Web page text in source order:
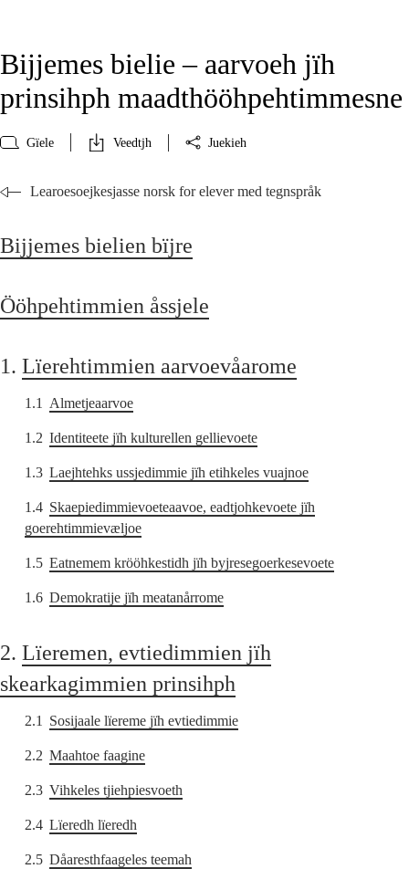
Bijjemes bielie – aarvoeh jïh
prinsihph maadthööhpehtimmesne
Gïele Veedtjh Juekieh
Learoesoejkesjasse norsk for elever med tegnspråk
Bijjemes bielien bïjre
Ööhpehtimmien åssjele
1. Lïerehtimmien aarvoevåarome
1.1 Almetjeaarvoe
1.2 Identiteete jïh kulturellen gellievoete
1.3 Laejhtehks ussjedimmie jïh etihkeles vuajnoe
1.4 Skaepiedimmievoeteaavoe, eadtjohkevoete jïh
goerehtimmievæljoe
1.5 Eatnemem krööhkestidh jïh byjresegoerkesevoete
1.6 Demokratije jïh meatanårrome
2. Lïeremen, evtiedimmien jïh
skearkagimmien prinsihph
2.1 Sosijaale lïereme jïh evtiedimmie
2.2 Maahtoe faagine
2.3 Vihkeles tjiehpiesvoeth
2.4 Lïeredh lïeredh
2.5 Dåaresthfaageles teemah